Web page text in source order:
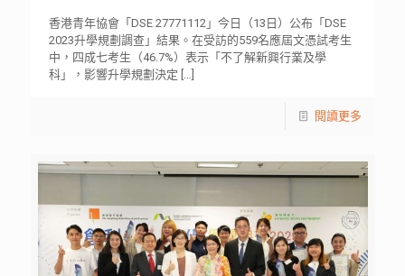
香港青年協會「DSE 27771112」今日（13日）公布「DSE
2023升學規劃調查」結果。在受訪的559名應屆文憑試考生
中，四成七考生（46.7%）表示「不了解新興行業及學
科」，影響升學規劃決定 […]
閱讀更多